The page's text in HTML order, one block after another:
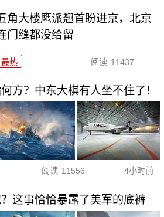
角大楼鹰派翘首盼进京，北京
门缝都没给留
最热 阅读 11437
方？中东大棋有人坐不住了！
阅读 11556 4小时前
这事恰恰暴露了美军的底裤